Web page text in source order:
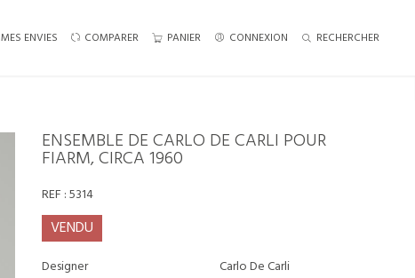
MES ENVIES COMPARER PANIER CONNEXION RECHERCHER
ENSEMBLE DE CARLO DE CARLI POUR
FIARM, CIRCA 1960
REF :5314
VENDU
Designer Carlo De Carli